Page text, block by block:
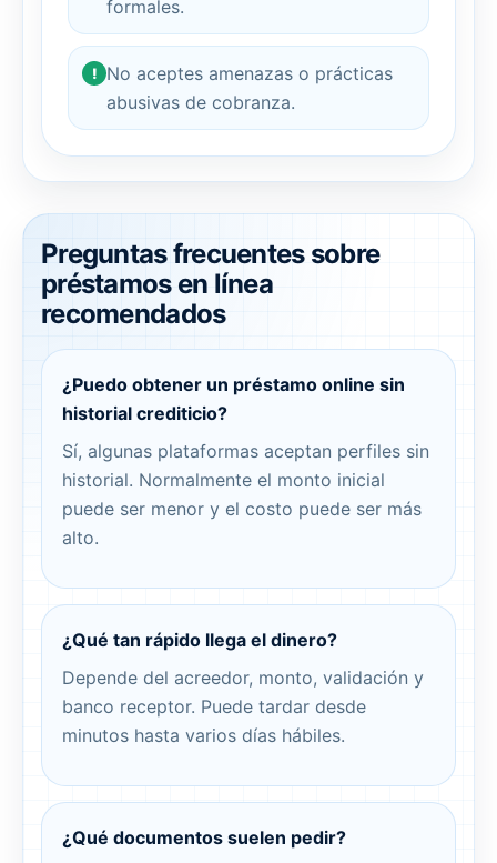
formales.
!
No aceptes amenazas o prácticas
abusivas de cobranza.
Preguntas frecuentes sobre
préstamos en línea
recomendados
¿Puedo obtener un préstamo online sin
historial crediticio?
Sí, algunas plataformas aceptan perfiles sin
historial. Normalmente el monto inicial
puede ser menor y el costo puede ser más
alto.
¿Qué tan rápido llega el dinero?
Depende del acreedor, monto, validación y
banco receptor. Puede tardar desde
minutos hasta varios días hábiles.
¿Qué documentos suelen pedir?